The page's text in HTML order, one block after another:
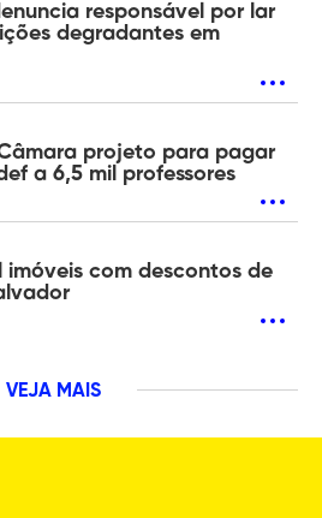
responsável por lar
degradantes em
projeto para pagar
a 6,5 mil professores
imóveis com descontos de
VEJA MAIS